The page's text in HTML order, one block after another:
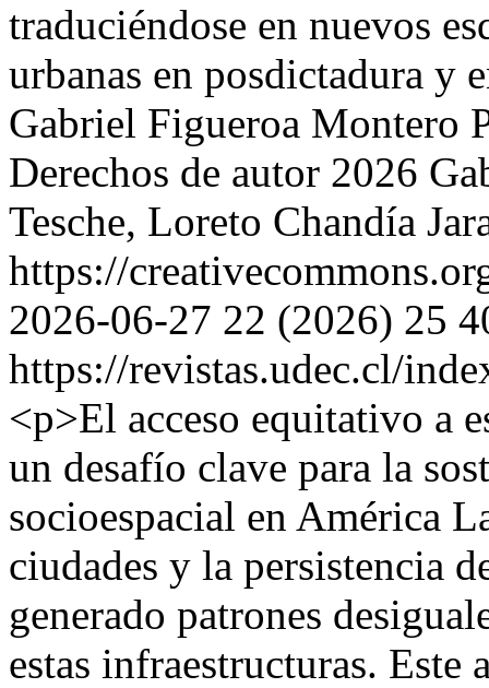
traduciéndose en nuevos
urbanas en posdictadura y
Gabriel Figueroa Montero
Derechos de autor 2026
Tesche, Loreto Chandía
https://
2026-06-27 22 (2026) 25
https://revistas.udec.cl/
<p>El acceso equitativo a
un desafío clave para la
socioespacial en América
ciudades y la persistencia
generado patrones
estas infraestructuras. Este